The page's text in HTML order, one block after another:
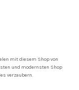
mit diesem Shop von
und modernsten Shop
verzaubern.